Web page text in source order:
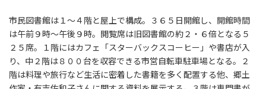
市民図書館は１～４階と屋上で構成。３６５日開館し、開館時間
は午前９時～午後９時。閲覧席は旧図書館の約２・６倍となる５
２５席。１階にはカフェ「スターバックスコーヒー」や書店が入
り、中２階は８００台を収容できる市営自転車駐車場となる。２
階は料理や旅行など生活に密着した書籍を多く配置する他、郷土